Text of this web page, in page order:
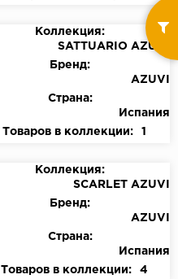
Коллекция:
SATTUARIO AZUVI
Бренд:
AZUVI
Страна:
Испания
Товаров в коллекции:
1
Коллекция:
SCARLET AZUVI
Бренд:
AZUVI
Страна:
Испания
Товаров в коллекции:
4